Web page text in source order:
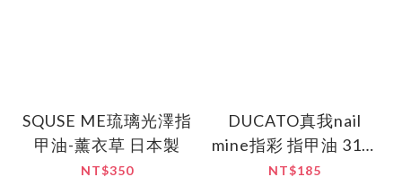
SQUSE ME琉璃光澤指
甲油-薰衣草 日本製
NT$350
DUCATO真我nail
mine指彩 指甲油 31粉
紅蜜語 (EC限定色)
NT$185